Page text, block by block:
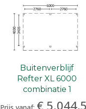
Buitenverblijf
Refter XL 6000
combinatie 1
Prijs vanaf: €